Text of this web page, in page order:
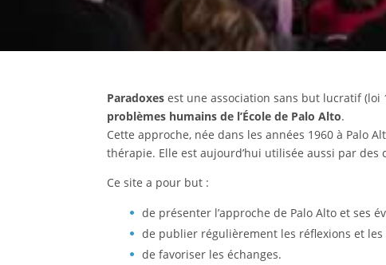
Paradoxes est une association sans but lucratif (loi
problèmes humains de l’École de Palo Alto.
Cette approche, née dans les années 1960 à Palo
thérapie. Elle est aujourd’hui utilisée aussi par
Ce site a pour but :
de présenter l’approche de Palo Alto et ses
de publier régulièrement les réflexions et
de favoriser les échanges.